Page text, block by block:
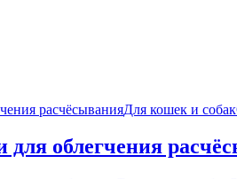
Для кошек и собак
для облегчения